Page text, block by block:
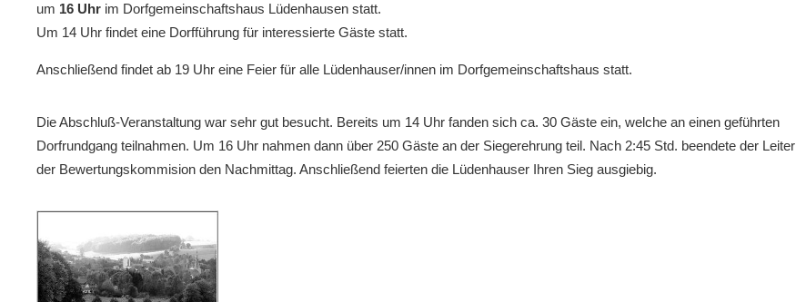
um 16 Uhr im Dorfgemeinschaftshaus Lüdenhausen statt.
Um 14 Uhr findet eine Dorfführung für interessierte Gäste statt.
Anschließend findet ab 19 Uhr eine Feier für alle Lüdenhauser/innen im Dorfgemeinschaftshaus statt.
Die Abschluß-Veranstaltung war sehr gut besucht. Bereits um 14 Uhr fanden sich ca. 30 Gäste ein, welche an einen geführten
Dorfrundgang teilnahmen. Um 16 Uhr nahmen dann über 250 Gäste an der Siegerehrung teil. Nach 2:45 Std. beendete der Leiter
der Bewertungskommision den Nachmittag. Anschließend feierten die Lüdenhauser Ihren Sieg ausgiebig.